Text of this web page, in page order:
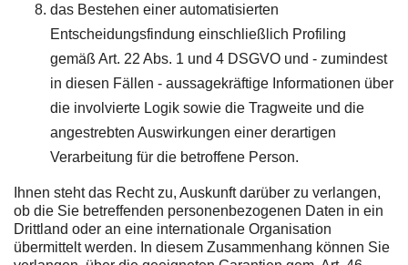
das Bestehen einer automatisierten
Entscheidungsfindung einschließlich Profiling
gemäß Art. 22 Abs. 1 und 4 DSGVO und - zumindest
in diesen Fällen - aussagekräftige Informationen über
die involvierte Logik sowie die Tragweite und die
angestrebten Auswirkungen einer derartigen
Verarbeitung für die betroffene Person.
Ihnen steht das Recht zu, Auskunft darüber zu verlangen,
ob die Sie betreffenden personenbezogenen Daten in ein
Drittland oder an eine internationale Organisation
übermittelt werden. In diesem Zusammenhang können Sie